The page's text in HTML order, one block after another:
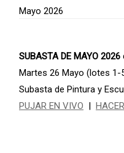
SUBASTA DE MAYO
Martes 26 Mayo (lotes 1-
Subasta de Pintura y
PUJAR EN VIVO |